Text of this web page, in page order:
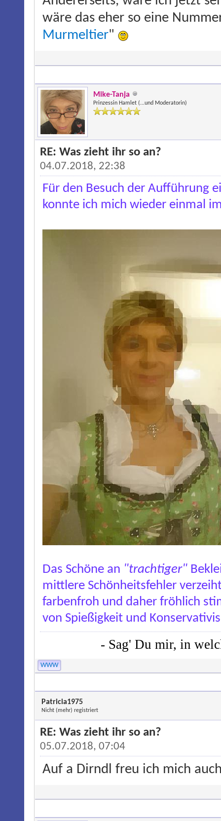
wäre das eher so eine
Murmeltier"
Mike-Tanja
Prinzessin Hamlet (...und Moderatorin)
RE: Was zieht ihr so an?
04.07.2018, 22:38
Für den Besuch der Aufführung
konnte ich mich wieder einmal
Das Schöne an "trachtiger"
mittlere Schönheitsfehler
farbenfroh und daher fröhlich
von Spießigkeit und
- Sag' Du mir, in
WWW
Patricia1975
Nicht (mehr) registriert
RE: Was zieht ihr so an?
05.07.2018, 07:04
Auf a Dirndl freu ich mich